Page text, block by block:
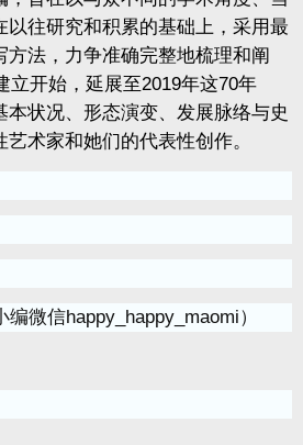
以往研究和积累的基础上，采用最
方法，力争准确完整地梳理和阐
立开始，延展至2019年这70年
本状况、形态演变、发展脉络与史
术家和她们的代表性创作。
编微信happy_happy_maomi）